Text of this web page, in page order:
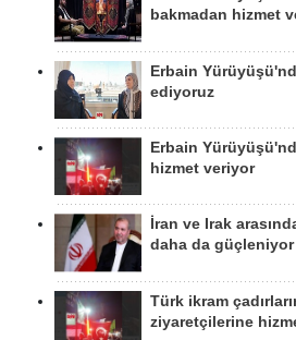
bakmadan hizmet
Erbain
ediyoruz
Erbain
hizmet veriyor
İran ve Irak
daha da güçleniyor
Türk ikram
ziyaretçilerine